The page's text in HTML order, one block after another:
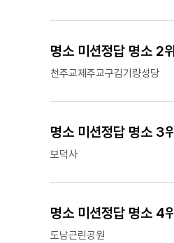
명소 미션정답 명소 2위
천주교제주교구김기량성당
명소 미션정답 명소 3위
보덕사
명소 미션정답 명소 4위
도남근린공원